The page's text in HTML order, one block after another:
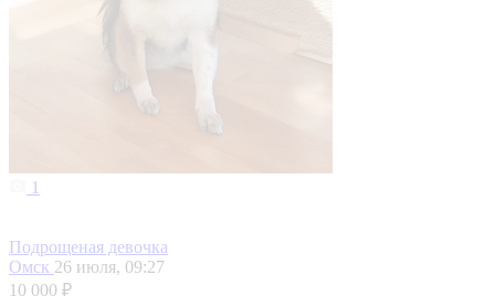
1
Подрощеная девочка
Омск 26 июля, 09:27
10 000 ₽